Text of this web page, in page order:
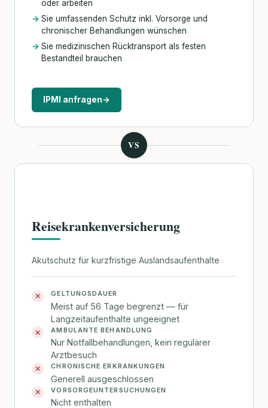
oder arbeiten
Sie umfassenden Schutz inkl. Vorsorge und
chronischer Behandlungen wünschen
Sie medizinischen Rücktransport als festen
Bestandteil brauchen
IPMI anfragen→
VS
Reisekrankenversicherung
Akutschutz für kurzfristige Auslandsaufenthalte
✕ GELTUNGSDAUER
Meist auf 56 Tage begrenzt — für
Langzeitaufenthalte ungeeignet
✕ AMBULANTE BEHANDLUNG
Nur Notfallbehandlungen, kein regulärer
Arztbesuch
✕ CHRONISCHE ERKRANKUNGEN
Generell ausgeschlossen
✕ VORSORGEUNTERSUCHUNGEN
Nicht enthalten